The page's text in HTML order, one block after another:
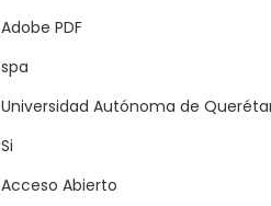
Adobe PDF
spa
Universidad Autónoma de
Si
Acceso Abierto